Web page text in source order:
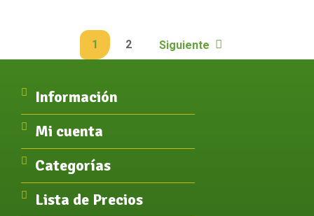
1 2 Siguiente
Información
Mi cuenta
Categorías
Lista de Precios